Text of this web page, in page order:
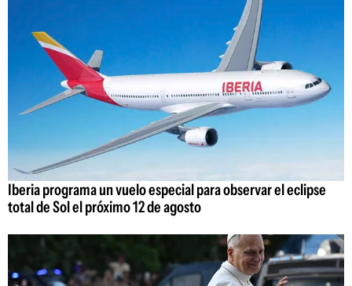
Iberia programa un vuelo especial para observar el eclipse
total de Sol el próximo 12 de agosto